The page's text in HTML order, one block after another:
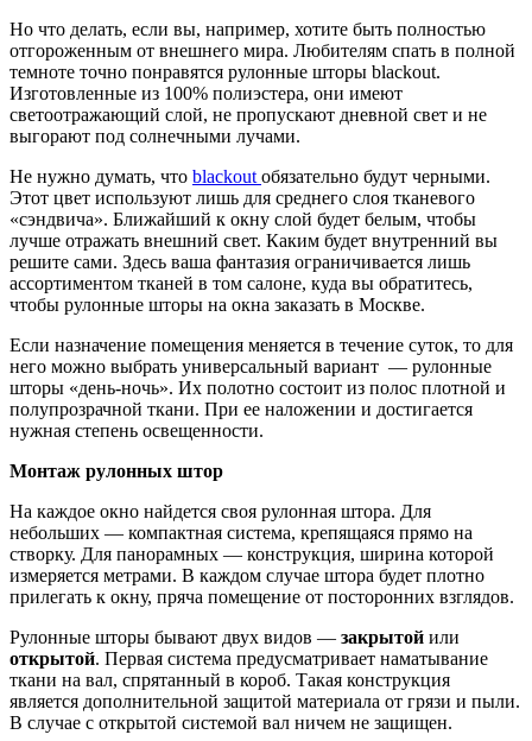
Но что делать, если вы, например, хотите быть полностью
отгороженным от внешнего мира. Любителям спать в полной
темноте точно понравятся рулонные шторы blackout.
Изготовленные из 100% полиэстера, они имеют
светоотражающий слой, не пропускают дневной свет и не
выгорают под солнечными лучами.
Не нужно думать, что blackout обязательно будут черными.
Этот цвет используют лишь для среднего слоя тканевого
«сэндвича». Ближайший к окну слой будет белым, чтобы
лучше отражать внешний свет. Каким будет внутренний вы
решите сами. Здесь ваша фантазия ограничивается лишь
ассортиментом тканей в том салоне, куда вы обратитесь,
чтобы рулонные шторы на окна заказать в Москве.
Если назначение помещения меняется в течение суток, то для
него можно выбрать универсальный вариант — рулонные
шторы «день-ночь». Их полотно состоит из полос плотной и
полупрозрачной ткани. При ее наложении и достигается
нужная степень освещенности.
Монтаж рулонных штор
На каждое окно найдется своя рулонная штора. Для
небольших — компактная система, крепящаяся прямо на
створку. Для панорамных — конструкция, ширина которой
измеряется метрами. В каждом случае штора будет плотно
прилегать к окну, пряча помещение от посторонних взглядов.
Рулонные шторы бывают двух видов — закрытой или
открытой. Первая система предусматривает наматывание
ткани на вал, спрятанный в короб. Такая конструкция
является дополнительной защитой материала от грязи и пыли.
В случае с открытой системой вал ничем не защищен.